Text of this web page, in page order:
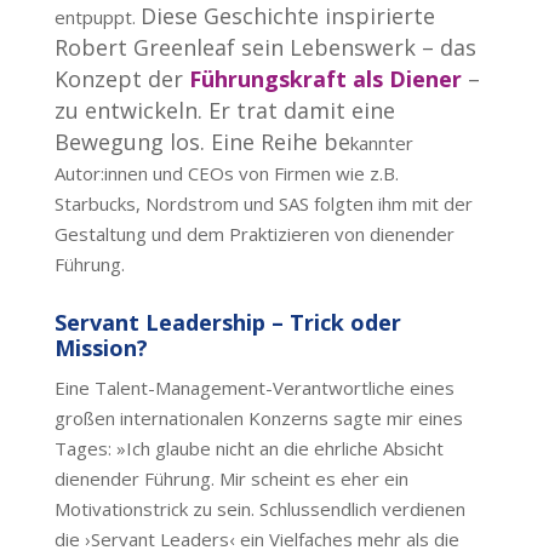
entpuppt. Diese Geschichte inspirierte
Robert Greenleaf sein Lebenswerk – das
Konzept der Führungskraft als Diener–
zu entwickeln. Er trat damit eine
Bewegung los. Eine Reihe bekannter
Autor:innen und CEOs von Firmen wie z.B.
Starbucks, Nordstrom und SAS folgten ihm mit der
Gestaltung und dem Praktizieren von dienender
Führung.
Servant Leadership – Trick oder
Mission?
Eine Talent-Management-Verantwortliche eines
großen internationalen Konzerns sagte mir eines
Tages: »Ich glaube nicht an die ehrliche Absicht
dienender Führung. Mir scheint es eher ein
Motivationstrick zu sein. Schlussendlich verdienen
die ›Servant Leaders‹ ein Vielfaches mehr als die